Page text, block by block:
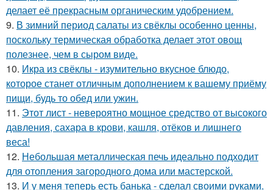
делает её прекрасным органическим удобрением.
9. В зимний период салаты из свёклы особенно ценны,
поскольку термическая обработка делает этот овощ
полезнее, чем в сыром виде.
10. Икра из свёклы - изумительно вкусное блюдо,
которое станет отличным дополнением к вашему приёму
пищи, будь то обед или ужин.
11. Этот лист - невероятно мощное средство от высокого
давления, сахара в крови, кашля, отёков и лишнего
веса!
12. Небольшая металлическая печь идеально подходит
для отопления загородного дома или мастерской.
13. И у меня теперь есть банька - сделал своими руками.